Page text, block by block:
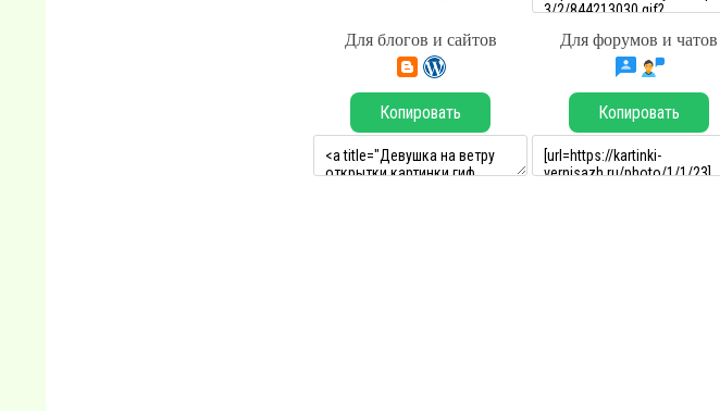
Для блогов и сайтов Для форумов и чатов
Копировать Копировать